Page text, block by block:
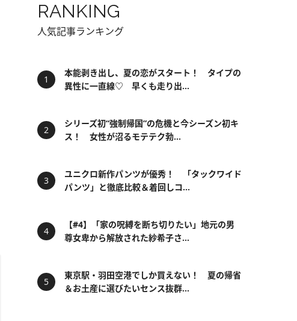
RANKING
人気記事ランキング
本能剥き出し、夏の恋がスタート！ タイプの
異性に一直線♡ 早くも走り出...
シリーズ初“強制帰国”の危機と今シーズン初キ
ス！ 女性が沼るモテテク勃...
ユニクロ新作パンツが優秀！ 「タックワイド
パンツ」と徹底比較＆着回しコ...
【#4】「家の呪縛を断ち切りたい」地元の男
尊女卑から解放された紗希子さ...
東京駅・羽田空港でしか買えない！ 夏の帰省
＆お土産に選びたいセンス抜群...